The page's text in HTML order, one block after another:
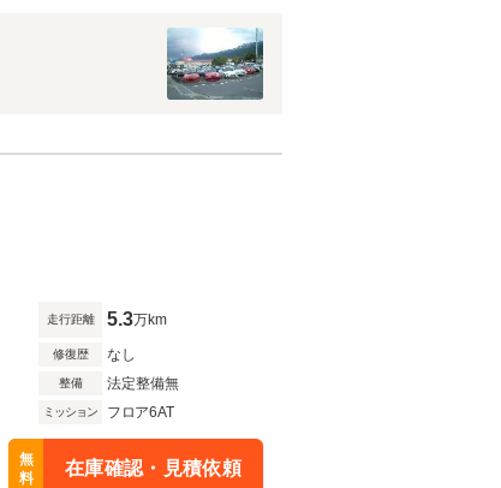
走行距離 5.3万km
修復歴 なし
整備 法定整備無
ミッション フロア6AT
無
料
在庫確認・見積依頼